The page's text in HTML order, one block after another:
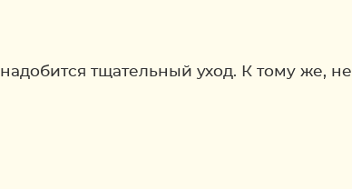
тщательный уход. К тому же, не